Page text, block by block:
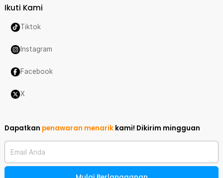
Ikuti Kami
Tiktok
Instagram
Facebook
X
Dapatkan penawaran menarik kami! Dikirim mingguan
Email Anda